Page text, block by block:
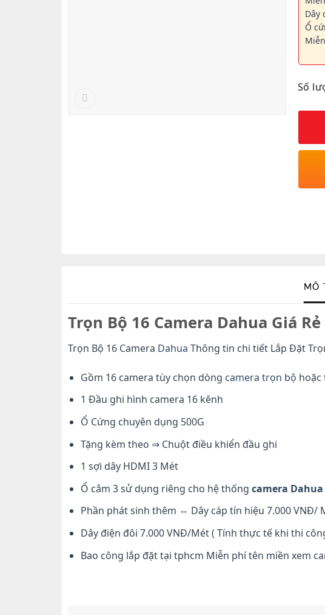
Dây
Ổ
Số
MÔ
Trọn Bộ 16 Camera Dahua Giá
Trọn Bộ 16 Camera Dahua Thông tin chi tiết Lắp Đặt
Gồm 16 camera tùy chọn dòng camera trọn bộ hoặc
1 Đầu ghi hình camera 16 kênh
Ổ Cứng chuyên dụng 500G
Tặng kèm theo ⇒ Chuột điều khiển đầu ghi
1 sợi dây HDMI 3 Mét
Ổ cắm 3 sử dụng riêng cho hệ thống camera Dahua
Phần phát sinh thêm ⇔ Dây cáp tín hiệu 7.000 VNĐ/
Dây điện đôi 7.000 VNĐ/Mét ( Tính thực tế khi thi
Bao công lắp đặt tại tphcm Miễn phí tên miền xem